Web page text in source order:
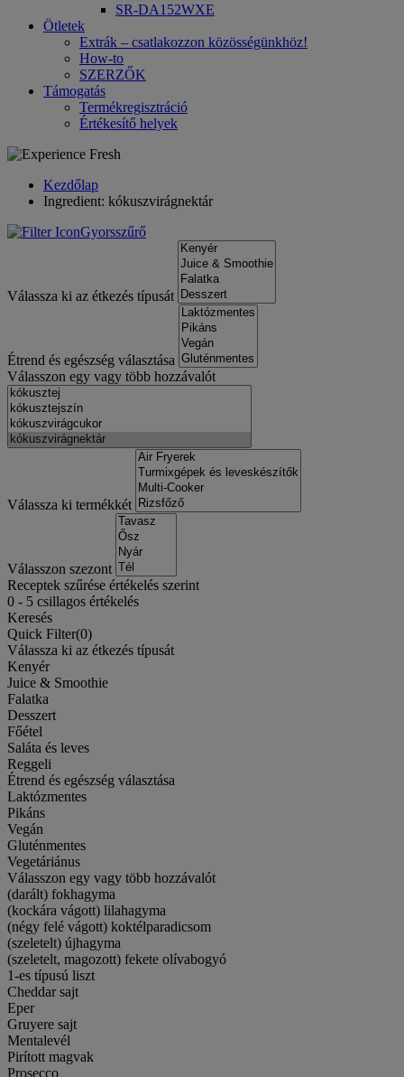
SR-DA152WXE
Ötletek
Extrák – csatlakozzon közösségünkhöz!
How-to
SZERZŐK
Támogatás
Termékregisztráció
Értékesítő helyek
Kezdőlap
Ingredient: kókuszvirágnektár
Gyorsszűrő
Válassza ki az étkezés típusát
Étrend és egészség választása
Válasszon egy vagy több hozzávalót
Válassza ki termékkét
Válasszon szezont
Receptek szűrése értékelés szerint
0 - 5 csillagos értékelés
Keresés
Quick Filter(0)
Válassza ki az étkezés típusát
Kenyér
Juice & Smoothie
Falatka
Desszert
Főétel
Saláta és leves
Reggeli
Étrend és egészség választása
Laktózmentes
Pikáns
Vegán
Gluténmentes
Vegetáriánus
Válasszon egy vagy több hozzávalót
(darált) fokhagyma
(kockára vágott) lilahagyma
(négy felé vágott) koktélparadicsom
(szeletelt) újhagyma
(szeletelt, magozott) fekete olívabogyó
1-es típusú liszt
Cheddar sajt
Eper
Gruyere sajt
Mentalevél
Pirított magvak
Prosecco